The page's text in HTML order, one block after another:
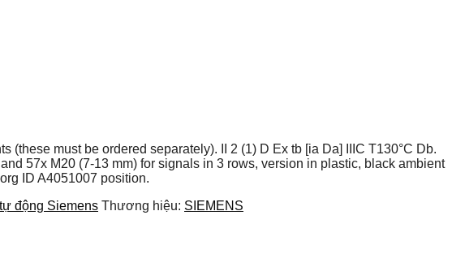
must be ordered separately). II 2 (1) D Ex tb [ia Da] IIIC T130°C Db.
57x M20 (7-13 mm) for signals in 3 rows, version in plastic, black ambient
ID A4051007 position.
động Siemens Thương hiệu: SIEMENS